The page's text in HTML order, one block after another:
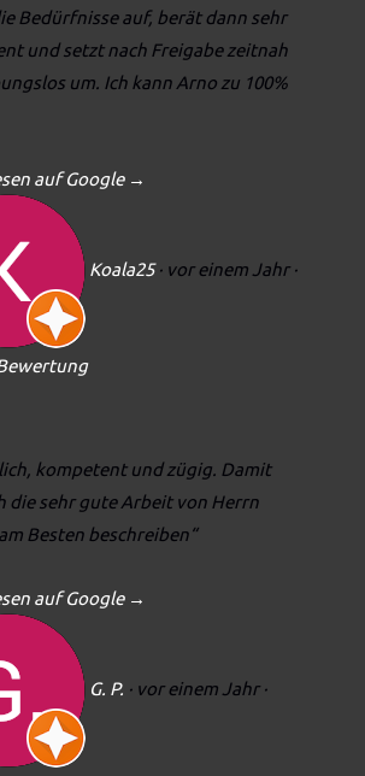
Bedürfnisse auf, berät dann sehr
und setzt nach Freigabe zeitnah
um. Ich kann Arno zu 100%
auf Google →
Koala25 · vor einem Jahr ·
kompetent und zügig. Damit
die sehr gute Arbeit von Herrn
Besten beschreiben“
auf Google →
G. P. · vor einem Jahr ·